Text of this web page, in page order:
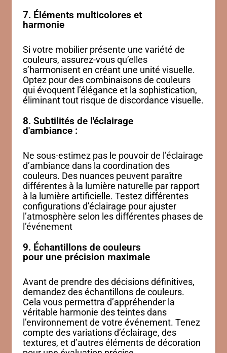
7. Éléments multicolores et
harmonie
Si votre mobilier présente une variété de
couleurs, assurez-vous qu’elles
s’harmonisent en créant une unité visuelle.
Optez pour des combinaisons de couleurs
qui évoquent l’élégance et la sophistication,
éliminant tout risque de discordance visuelle.
8. Subtilités de l'éclairage
d'ambiance :
Ne sous-estimez pas le pouvoir de l’éclairage
d’ambiance dans la coordination des
couleurs. Des nuances peuvent paraître
différentes à la lumière naturelle par rapport
à la lumière artificielle. Testez différentes
configurations d’éclairage pour ajuster
l’atmosphère selon les différentes phases de
l’événement
9. Échantillons de couleurs
pour une précision maximale
Avant de prendre des décisions définitives,
demandez des échantillons de couleurs.
Cela vous permettra d’appréhender la
véritable harmonie des teintes dans
l’environnement de votre événement. Tenez
compte des variations d’éclairage, des
textures, et d’autres éléments de décoration